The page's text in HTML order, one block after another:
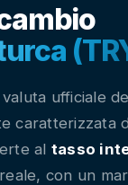
ufficiale
caratterizzata
al tasso
con un